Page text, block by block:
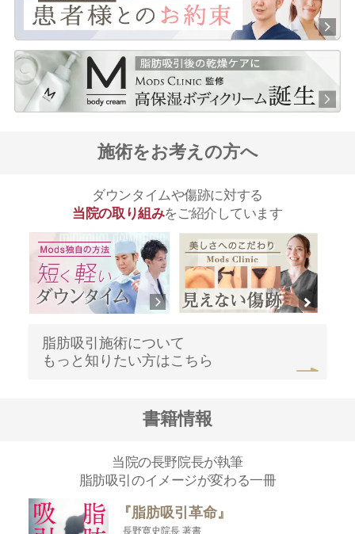
施術をお考えの方へ
ダウンタイムや傷跡に対する
当院の取り組みをご紹介しています
脂肪吸引施術について
もっと知りたい方はこちら
書籍情報
当院の長野院長が執筆
脂肪吸引のイメージが変わる一冊
『脂肪吸引革命』
長野寛史院長 著書